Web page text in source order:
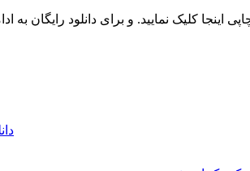
اینجا کلیک نمایید. و برای دانلود رایگان به